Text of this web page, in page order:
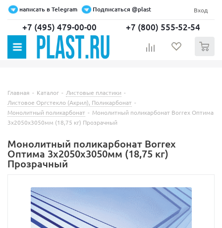
написать в Telegram Подписаться @plast Вход
+7 (495) 479-00-00 +7 (800) 555-52-54
Главная - Каталог - Листовые пластики -
Листовое Оргстекло (Акрил), Поликарбонат -
Монолитный поликарбонат - Монолитный поликарбонат Borrex Оптима
3х2050х3050мм (18,75 кг) Прозрачный
Монолитный поликарбонат Borrex
Оптима 3х2050х3050мм (18,75 кг)
Прозрачный